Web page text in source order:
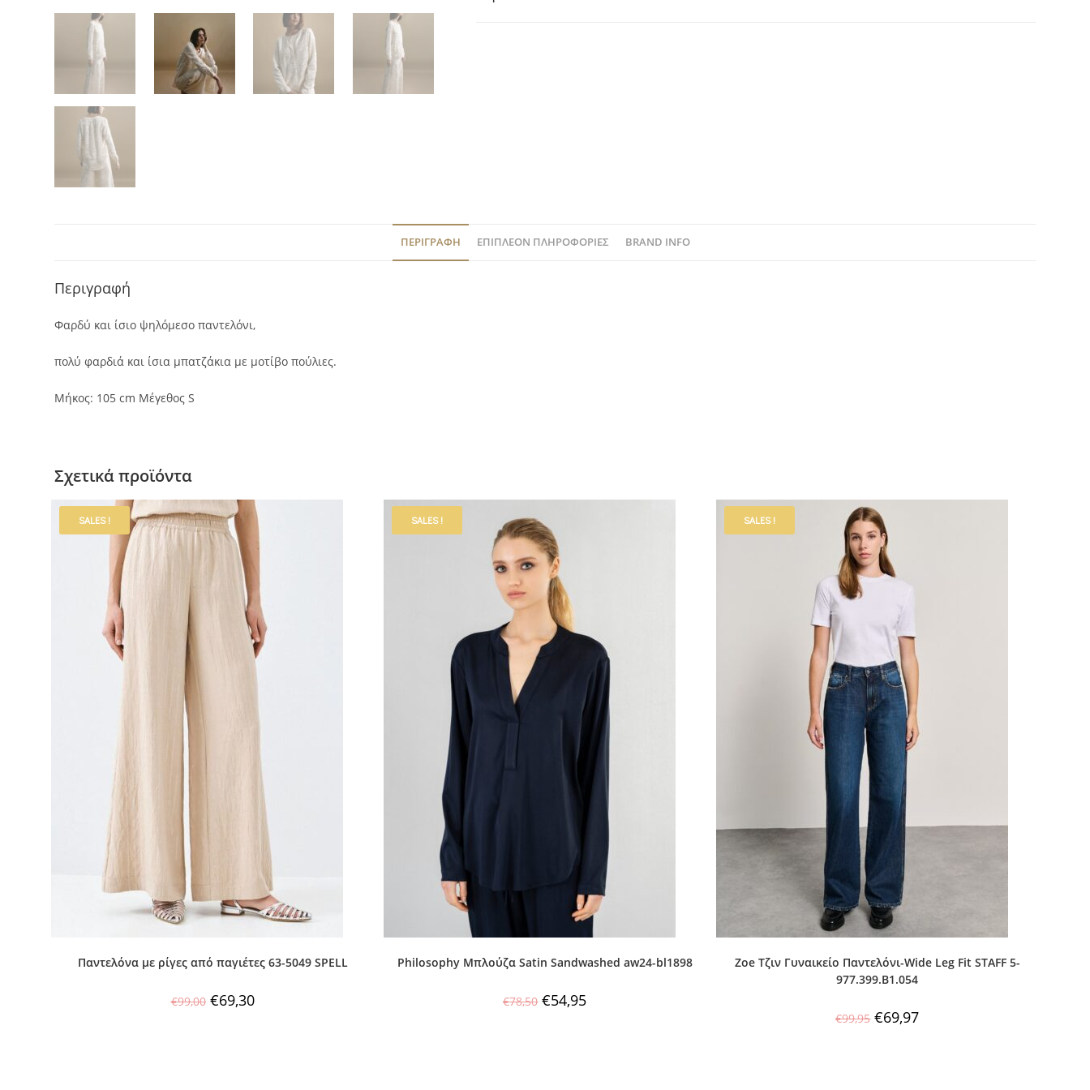
ΠΕΡΙΓΡΑΦΉ ΕΠΙΠΛΈΟΝ ΠΛΗΡΟΦΟΡΊΕΣ BRAND INFO
Περιγραφή
Φαρδύ και ίσιο ψηλόμεσο παντελόνι,
πολύ φαρδιά και ίσια μπατζάκια με μοτίβο πούλιες.
Μήκος: 105 cm Μέγεθος S
Σχετικά προϊόντα
SALES !
Παντελόνα με ρίγες από παγιέτες 63-5049 SPELL
€99,00 €69,30
SALES !
Philosophy Μπλούζα Satin Sandwashed aw24-bl1898
€78,50 €54,95
SALES !
Zoe Τζιν Γυναικείο Παντελόνι-Wide Leg Fit STAFF 5-
977.399.B1.054
€99,95 €69,97